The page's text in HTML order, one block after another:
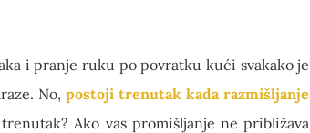
i pranje ruku po povratku kući svakako je
No, postoji trenutak kada razmišljanje
Ako vas promišljanje ne približava